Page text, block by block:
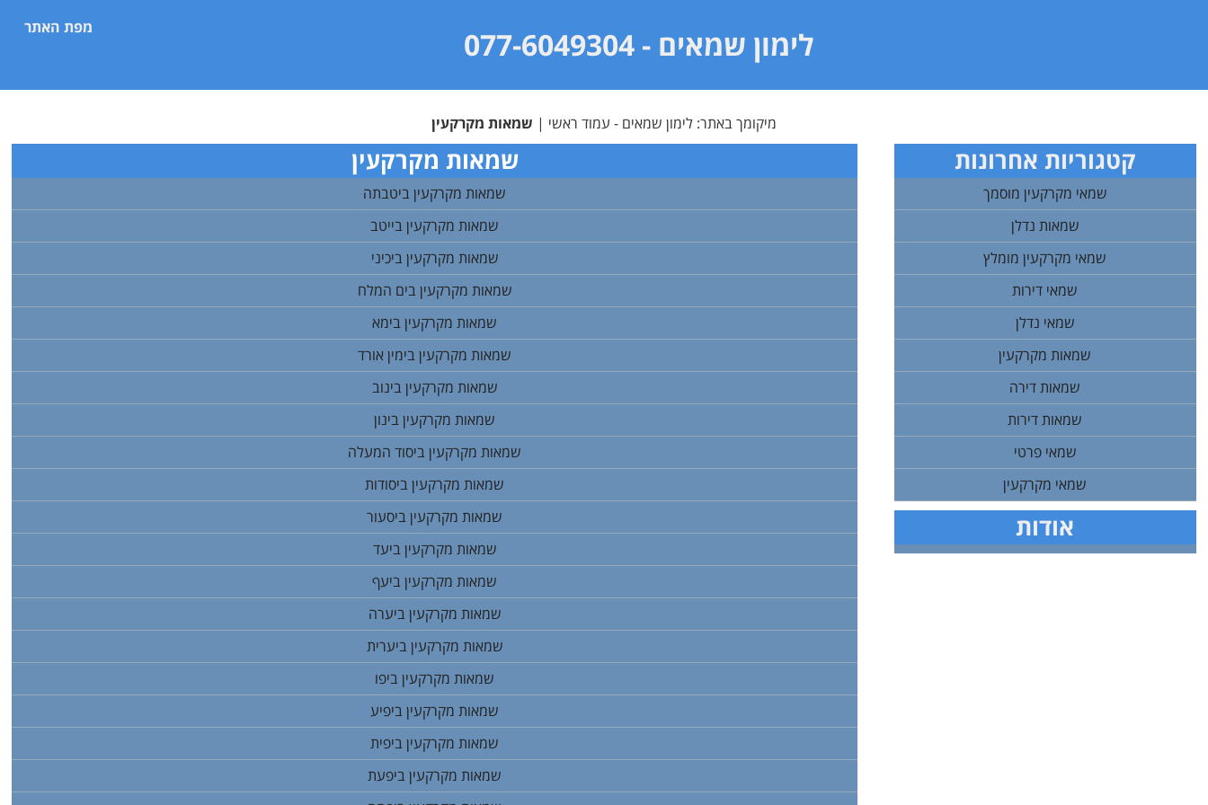
מפת האתר לימון שמאים - 077-6049304
מיקומך באתר: לימון שמאים - עמוד ראשי | שמאות מקרקעין
שמאות מקרקעין
שמאות מקרקעין ביטבתה
שמאות מקרקעין בייטב
שמאות מקרקעין ביכיני
שמאות מקרקעין בים המלח
שמאות מקרקעין בימא
שמאות מקרקעין בימין אורד
שמאות מקרקעין בינוב
שמאות מקרקעין בינון
שמאות מקרקעין ביסוד המעלה
שמאות מקרקעין ביסודות
שמאות מקרקעין ביסעור
שמאות מקרקעין ביעד
שמאות מקרקעין ביעף
שמאות מקרקעין ביערה
שמאות מקרקעין ביערית
שמאות מקרקעין ביפו
שמאות מקרקעין ביפיע
שמאות מקרקעין ביפית
שמאות מקרקעין ביפעת
קטגוריות אחרונות
שמאי מקרקעין מוסמך
שמאות נדלן
שמאי מקרקעין מומלץ
שמאי דירות
שמאי נדלן
שמאות מקרקעין
שמאות דירה
שמאות דירות
שמאי פרטי
שמאי מקרקעין
אודות